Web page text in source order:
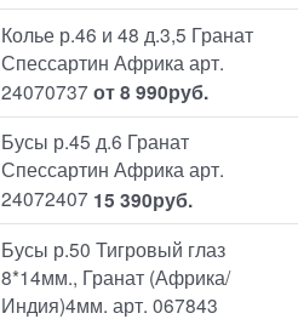
Колье р.46 и 48 д.3,5 Гранат
Спессартин Африка арт.
24070737 от8 990руб.
Бусы р.45 д.6 Гранат
Спессартин Африка арт.
24072407 15 390руб.
Бусы р.50 Тигровый глаз
8*14мм., Гранат (Африка/
Индия)4мм. арт. 067843